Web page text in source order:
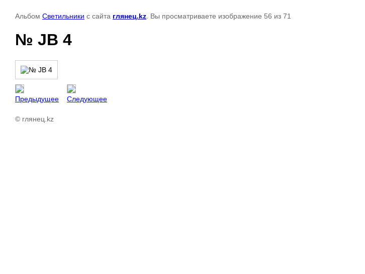
Альбом Светильники с сайта глянец.kz . Вы просматриваете изображение 56 из 71
№ JB 4
Предыдущее Следующее
© глянец.kz